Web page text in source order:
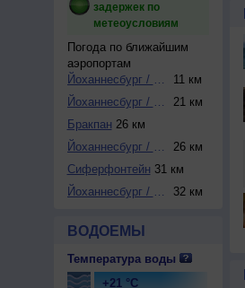
задержек по
метеоусловиям
Погода по ближайшим
аэропортам
Йоханнесбург / Ра...
11 км
Йоханнесбург / О....
21 км
Бракпан 26 км
Йоханнесбург / Гр...
26 км
Сиферфонтейн 31 км
Йоханнесбург / Ла...
32 км
ВОДОЕМЫ
Температура воды
+21 °C